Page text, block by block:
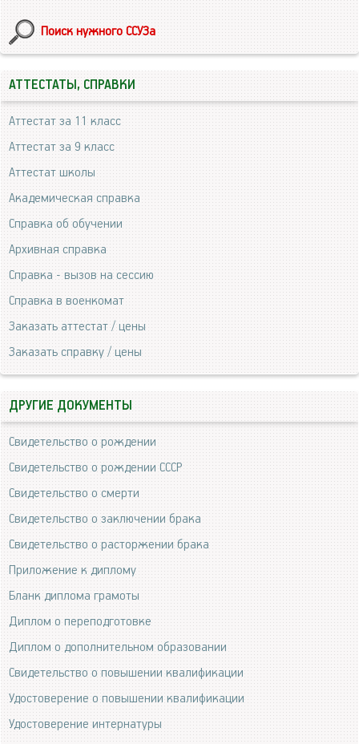
Поиск нужного ССУЗа
АТТЕСТАТЫ, СПРАВКИ
Аттестат за 11 класс
Аттестат за 9 класс
Аттестат школы
Академическая справка
Справка об обучении
Архивная справка
Справка - вызов на сессию
Справка в военкомат
Заказать аттестат / цены
Заказать справку / цены
ДРУГИЕ ДОКУМЕНТЫ
Свидетельство о рождении
Свидетельство о рождении СССР
Свидетельство о смерти
Свидетельство о заключении брака
Свидетельство о расторжении брака
Приложение к диплому
Бланк диплома грамоты
Диплом о переподготовке
Диплом о дополнительном образовании
Свидетельство о повышении квалификации
Удостоверение о повышении квалификации
Удостоверение интернатуры